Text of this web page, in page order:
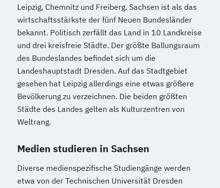
Leipzig, Chemnitz und Freiberg. Sachsen ist als das
wirtschaftsstärkste der fünf Neuen Bundesländer
bekannt. Politisch zerfällt das Land in 10 Landkreise
und drei kreisfreie Städte. Der größte Ballungsraum
des Bundeslandes befindet sich um die
Landeshauptstadt Dresden. Auf das Stadtgebiet
gesehen hat Leipzig allerdings eine etwas größere
Bevölkerung zu verzeichnen. Die beiden größten
Städte des Landes gelten als Kulturzentren von
Weltrang.
Medien studieren in Sachsen
Diverse medienspezifische Studiengänge werden
etwa von der Technischen Universität Dresden